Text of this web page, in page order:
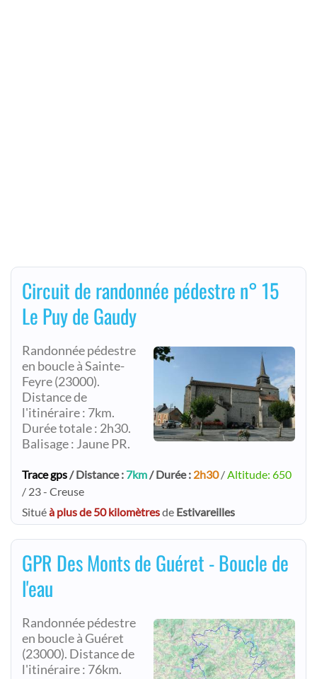
Circuit de randonnée pédestre n° 15
Le Puy de Gaudy
Randonnée pédestre
en boucle à Sainte-
Feyre (23000).
Distance de
l'itinéraire : 7km.
Durée totale : 2h30.
Balisage : Jaune PR.
Trace gps/ Distance : 7km/ Durée : 2h30/Altitude: 650
/ 23 - Creuse
Situéà plus de 50 kilomètresde Estivareilles
GPR Des Monts de Guéret - Boucle de
l'eau
Randonnée pédestre
en boucle à Guéret
(23000). Distance de
l'itinéraire : 76km.